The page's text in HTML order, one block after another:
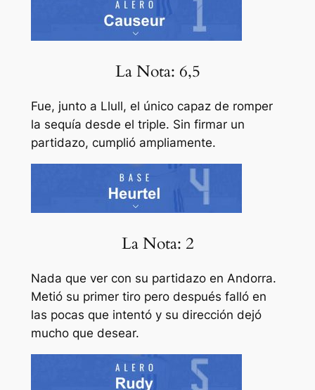
La Nota: 6,5
Fue, junto a Llull, el único capaz de romper
la sequía desde el triple. Sin firmar un
partidazo, cumplió ampliamente.
La Nota: 2
Nada que ver con su partidazo en Andorra.
Metió su primer tiro pero después falló en
las pocas que intentó y su dirección dejó
mucho que desear.